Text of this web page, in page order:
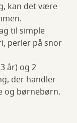
kan det være
til simple
perler på snor
år) og 2
der handler
og børnebørn.